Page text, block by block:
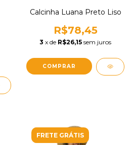
Calcinha Luana Preto Liso
R$78,45
3 x de R$26,15 sem juros
COMPRAR
FRETE GRÁTIS